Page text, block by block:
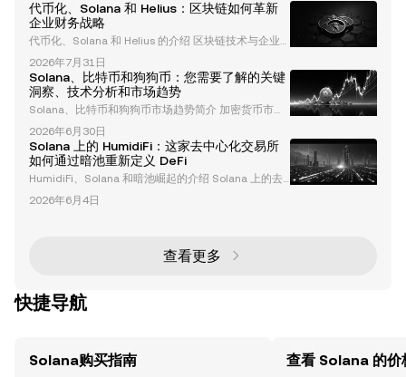
代币化、Solana 和 Helius：区块链如何革新
企业财务战略
代币化、Solana 和 Helius 的介绍 区块链技术与企业
财务战略的融合正在革新金融体系，其中代币化成为创
新的关键驱动力。Helius，这家具有前瞻性的公司，正
在利用 Solana 的区块链生态系统重新定义财务管理并
解锁新的金融机会。本文深入探讨了 Helius 如何通过
代币化和 Solana 改变企业金融。 什么是代币化及其重
要性 代币化是将现实世界的资产转换为区块链上的数
字代币的过程。这
2026年7月31日
Solana、比特币和狗狗币：您需要了解的关键
洞察、技术分析和市场趋势
Solana、比特币和狗狗币市场趋势简介 加密货币市场
正在迅速演变，Solana、比特币和狗狗币因其独特特
性和近期发展成为关键角色。本篇文章深入分析了技术
趋势、宏观经济因素以及塑造这些数字资产未来的潜在
机会。无论您是经验丰富的投资者还是好奇的初学者，
了解这些动态对于有效驾驭加密货币领域至关重要。 S
olana、比特币和狗狗币的技术分析 比特币：窄幅震荡
2026年6月30日
Solana 上的 HumidiFi：这家去中心化交易所
如何通过暗池重新定义 DeFi
HumidiFi、Solana 和暗池崛起的介绍 Solana 上的去
中心化金融（DeFi）生态系统正在经历一场变革，而 H
umidiFi 正在成为其中的关键角色。作为一家暗池去中
新功能，HumidiFi 正在挑战传统的自动化做市商（AM
M），并重塑 Solana DEX 的格局。本
2026年6月4日
查看更多
快捷导航
Solana购买指南 查看 Solana 的价